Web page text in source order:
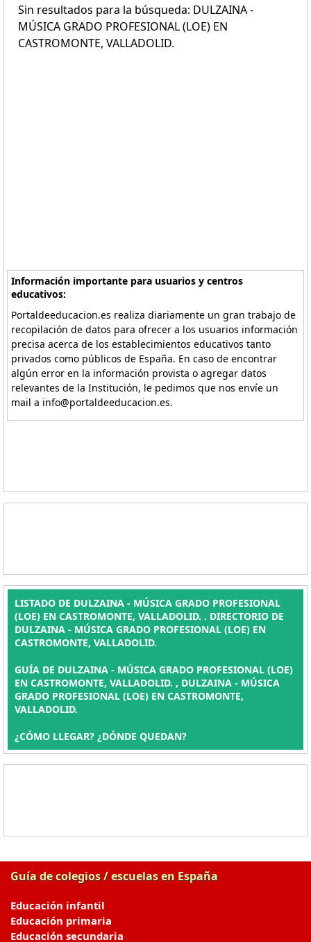
Sin resultados para la búsqueda: DULZAINA -
MÚSICA GRADO PROFESIONAL (LOE) EN
CASTROMONTE, VALLADOLID.
Información importante para usuarios y centros
educativos:
Portaldeeducacion.es realiza diariamente un gran trabajo de
recopilación de datos para ofrecer a los usuarios información
precisa acerca de los establecimientos educativos tanto
privados como públicos de España. En caso de encontrar
algún error en la información provista o agregar datos
relevantes de la Institución, le pedimos que nos envíe un
mail a info@portaldeeducacion.es.
LISTADO DE DULZAINA - MÚSICA GRADO PROFESIONAL
(LOE) EN CASTROMONTE, VALLADOLID. . DIRECTORIO DE
DULZAINA - MÚSICA GRADO PROFESIONAL (LOE) EN
CASTROMONTE, VALLADOLID.
GUÍA DE DULZAINA - MÚSICA GRADO PROFESIONAL (LOE)
EN CASTROMONTE, VALLADOLID. , DULZAINA - MÚSICA
GRADO PROFESIONAL (LOE) EN CASTROMONTE,
VALLADOLID.
¿CÓMO LLEGAR? ¿DÓNDE QUEDAN?
Guía de colegios / escuelas en España
Educación infantil
Educación primaria
Educación secundaria